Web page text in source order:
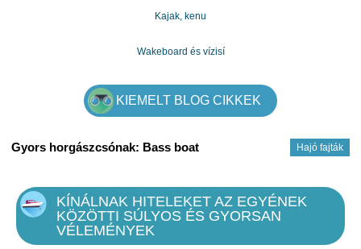
Kajak, kenu
Wakeboard és vízisí
KIEMELT BLOG CIKKEK
Hajó fajták
Gyors horgászcsónak: Bass boat
KÍNÁLNAK HITELEKET AZ EGYÉNEK
KÖZÖTTI SÚLYOS ÉS GYORSAN
VÉLEMÉNYEK